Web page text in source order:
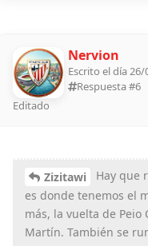
Nervion
Escrito el día 26/
Respuesta #6
Editado
Zizitawi
Hay que
es donde tenemos el
más, la vuelta de
Martín. También se